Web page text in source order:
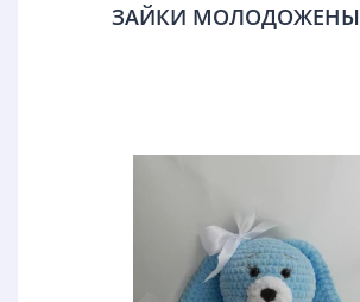
ЗАЙКИ МОЛОДОЖЕНЫ